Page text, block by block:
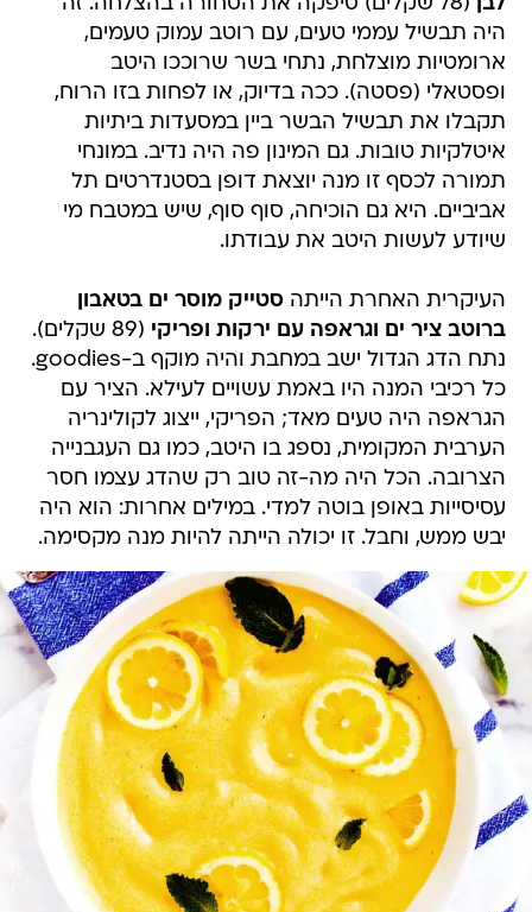
היה תבשיל עממי טעים, עם רוטב עמוק טעמים,
ארומטיות מוצלחת, נתחי בשר שרוככו היטב
ופסטאלי (פסטה). ככה בדיוק, או לפחות בזו הרוח,
תקבלו את תבשיל הבשר ביין במסעדות ביתיות
איטלקיות טובות. גם המינון פה היה נדיב. במונחי
תמורה לכסף זו מנה יוצאת דופן בסטנדרטים תל
אביביים. היא גם הוכיחה, סוף סוף, שיש במטבח מי
שיודע לעשות היטב את עבודתו.
העיקרית האחרת הייתהסטייק מוסר ים בטאבון
ברוטב ציר ים וגראפה עם ירקות ופריקי
(89 שקלים).
נתח הדג הגדול ישב במחבת והיה מוקף ב-goodies.
כל רכיבי המנה היו באמת עשויים לעילא. הציר עם
הגראפה היה טעים מאד; הפריקי, ייצוג לקולינריה
הערבית המקומית, נספג בו היטב, כמו גם העגבנייה
הצרובה. הכל היה מה-זה טוב רק שהדג עצמו חסר
עסיסייות באופן בוטה למדי. במילים אחרות: הוא היה
יבש ממש, וחבל. זו יכולה הייתה להיות מנה מקסימה.